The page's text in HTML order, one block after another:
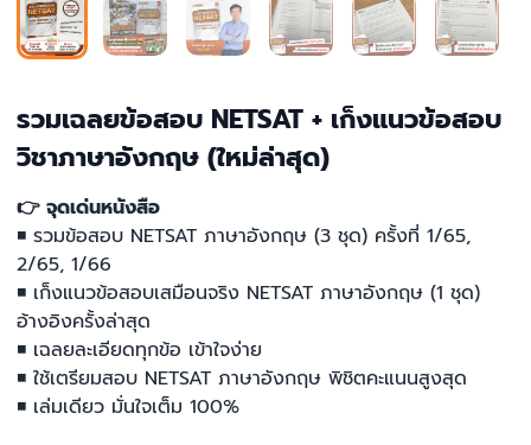
รวมเฉลยข้อสอบ NETSAT + เก็งแนวข้อสอบ
วิชาภาษาอังกฤษ (ใหม่ล่าสุด)
👉 จุดเด่นหนังสือ
◾ รวมข้อสอบ NETSAT ภาษาอังกฤษ (3 ชุด) ครั้งที่ 1/65,
2/65, 1/66
◾ เก็งแนวข้อสอบเสมือนจริง NETSAT ภาษาอังกฤษ (1 ชุด)
อ้างอิงครั้งล่าสุด
◾ เฉลยละเอียดทุกข้อ เข้าใจง่าย
◾ ใช้เตรียมสอบ NETSAT ภาษาอังกฤษ พิชิตคะแนนสูงสุด
◾ เล่มเดียว มั่นใจเต็ม 100%